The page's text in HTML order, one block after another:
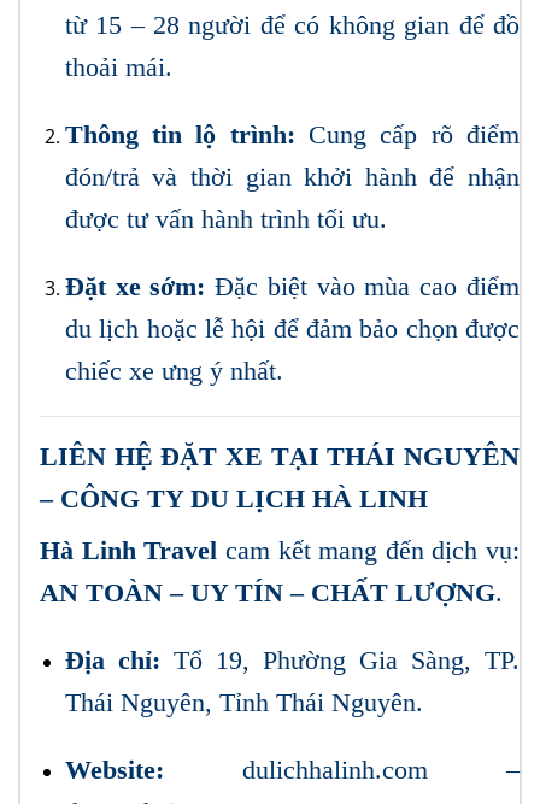
từ 15 – 28 người để có không gian để đồ
thoải mái.
Thông tin lộ trình: Cung cấp rõ điểm
đón/trả và thời gian khởi hành để nhận
được tư vấn hành trình tối ưu.
Đặt xe sớm: Đặc biệt vào mùa cao điểm
du lịch hoặc lễ hội để đảm bảo chọn được
chiếc xe ưng ý nhất.
LIÊN HỆ ĐẶT XE TẠI THÁI NGUYÊN
– CÔNG TY DU LỊCH HÀ LINH
Hà Linh Travel cam kết mang đến dịch vụ:
AN TOÀN – UY TÍN – CHẤT LƯỢNG.
Địa chỉ: Tổ 19, Phường Gia Sàng, TP.
Thái Nguyên, Tỉnh Thái Nguyên.
Website: dulichhalinh.com–